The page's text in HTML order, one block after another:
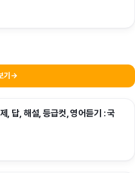
기 →
답, 해설, 등급컷, 영어듣기 : 국